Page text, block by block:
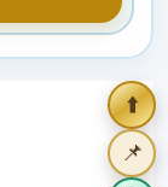
⬆️
📌